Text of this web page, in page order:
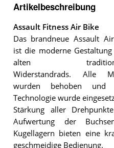
Artikelbeschreibung
Assault Fitness Air Bike
Das brandneue Assault
ist die moderne Gestaltung
alten
Widerstandrads. Alle
wurden behoben und
Technologie wurde
Stärkung aller
Aufwertung der
Kugellagern bieten eine
geschmeidige Bedienung.